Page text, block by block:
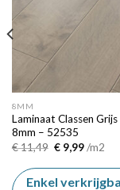
8MM
Laminaat Classen
8mm – 52535
€11,49
prijs
was:
€ 11,49.
€9,99Huidige
prijs
is:
€ 9,99.
/m2
Enkel